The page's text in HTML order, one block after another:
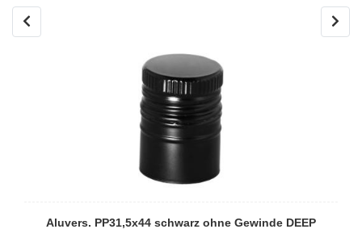
Aluvers. PP31,5x44 schwarz ohne Gewinde DEEP